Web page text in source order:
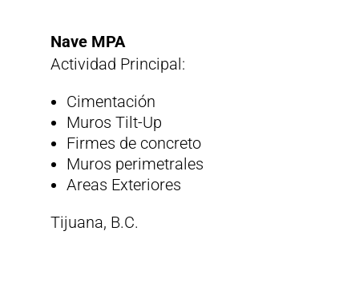
Nave MPA
Actividad Principal:
Cimentación
Muros Tilt-Up
Firmes de concreto
Muros perimetrales
Areas Exteriores
Tijuana, B.C.